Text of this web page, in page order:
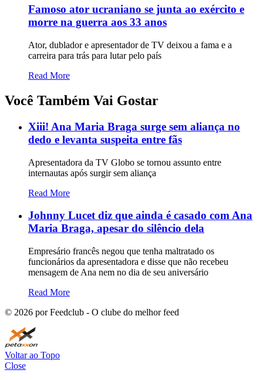
Famoso ator ucraniano se junta ao exército e
morre na guerra aos 33 anos
Ator, dublador e apresentador de TV deixou a fama e a
carreira para trás para lutar pelo país
Read More
Você Também Vai Gostar
Xiii! Ana Maria Braga surge sem aliança no
dedo e levanta suspeita entre fãs
Apresentadora da TV Globo se tornou assunto entre
internautas após surgir sem aliança
Read More
Johnny Lucet diz que ainda é casado com Ana
Maria Braga, apesar do silêncio dela
Empresário francês negou que tenha maltratado os
funcionários da apresentadora e disse que não recebeu
mensagem de Ana nem no dia de seu aniversário
Read More
© 2026 por Feedclub - O clube do melhor feed
Voltar ao Topo
Close